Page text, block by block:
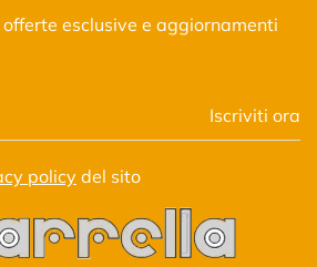
esclusive e aggiornamenti
Iscriviti ora
policydel sito